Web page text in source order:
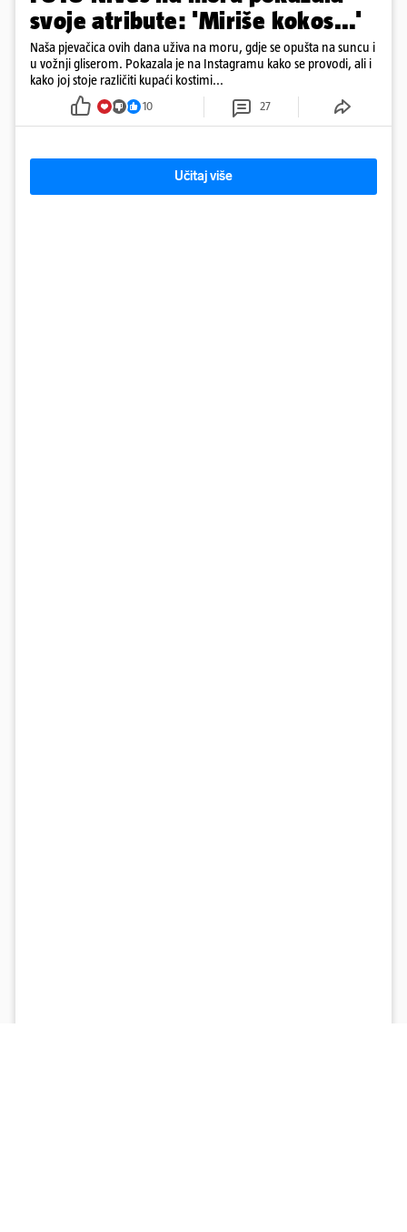
svoje atribute: 'Miriše kokos...'
Naša pjevačica ovih dana uživa na moru, gdje se opušta na suncu i
u vožnji gliserom. Pokazala je na Instagramu kako se provodi, ali i
kako joj stoje različiti kupaći kostimi...
10 27
Učitaj više